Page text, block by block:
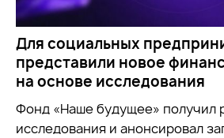
Для социальных
представили новое
на основе исследования
Фонд «Наше будущее» получил
исследования и анонсировал